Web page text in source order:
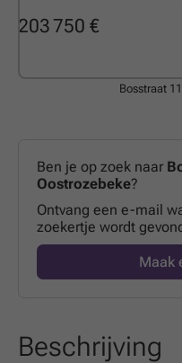
203 750 €
Bosstraat 11
Ben je op zoek naar
Oostrozebeke?
Ontvang een e-mail
zoekertje wordt
Maak
Beschrijving